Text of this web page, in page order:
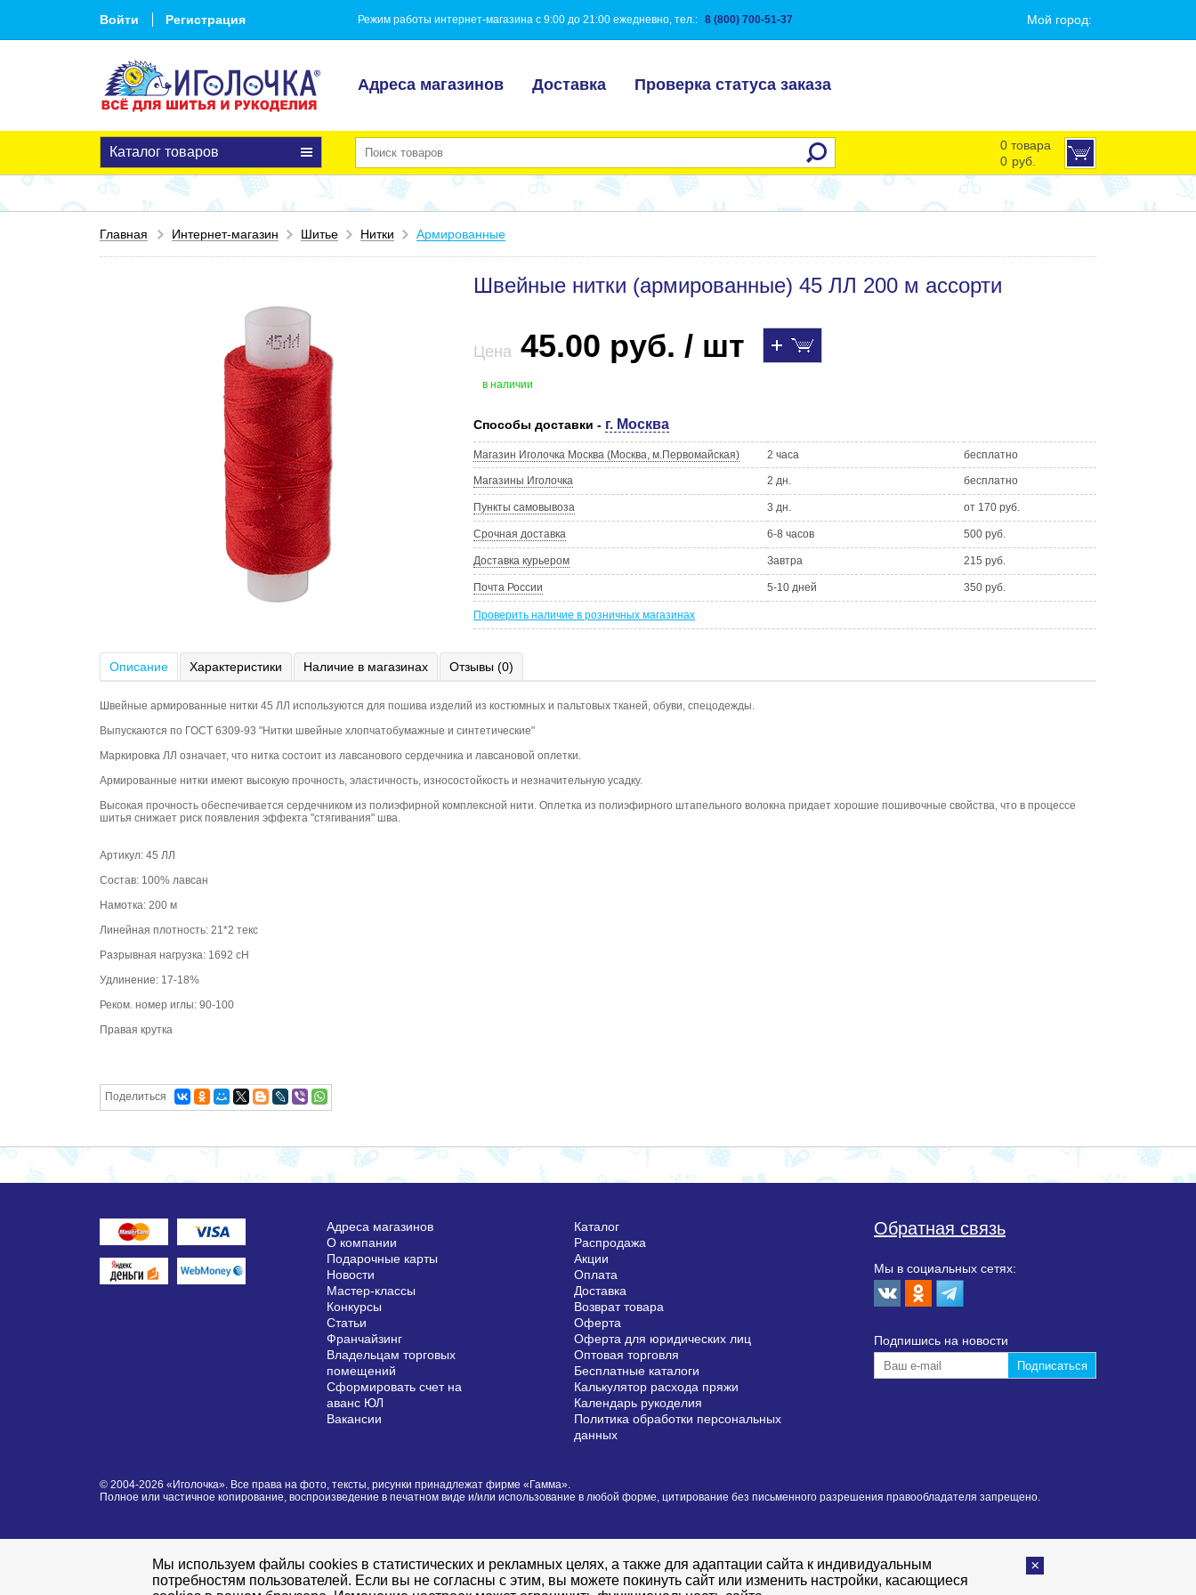
Войти Регистрация Режим работы интернет-магазина с 9:00 до 21:00 ежедневно, тел.: 8 (800) 700-51-37 Мой город:
Адреса магазинов Доставка Проверка статуса заказа
Каталог товаров
0 товара
0 руб.
Главная Интернет-магазин Шитье Нитки Армированные
Швейные нитки (армированные) 45 ЛЛ 200 м ассорти
Цена 45.00 руб. / шт
в наличии
Способы доставки - г. Москва
Магазин Иголочка Москва (Москва, м.Первомайская) 2 часа бесплатно
Магазины Иголочка 2 дн. бесплатно
Пункты самовывоза 3 дн. от 170 руб.
Срочная доставка 6-8 часов 500 руб.
Доставка курьером Завтра 215 руб.
Почта России 5-10 дней 350 руб.
Проверить наличие в розничных магазинах
Описание Характеристики Наличие в магазинах Отзывы (0)
Швейные армированные нитки 45 ЛЛ используются для пошива изделий из костюмных и пальтовых тканей, обуви, спецодежды.
Выпускаются по ГОСТ 6309-93 "Нитки швейные хлопчатобумажные и синтетические"
Маркировка ЛЛ означает, что нитка состоит из лавсанового сердечника и лавсановой оплетки.
Армированные нитки имеют высокую прочность, эластичность, износостойкость и незначительную усадку.
Высокая прочность обеспечивается сердечником из полиэфирной комплексной нити. Оплетка из полиэфирного штапельного волокна придает хорошие пошивочные свойства, что в процессе
шитья снижает риск появления эффекта "стягивания" шва.
Артикул: 45 ЛЛ
Состав: 100% лавсан
Намотка: 200 м
Линейная плотность: 21*2 текс
Разрывная нагрузка: 1692 сН
Удлинение: 17-18%
Реком. номер иглы: 90-100
Правая крутка
Поделиться
Адреса магазинов
О компании
Подарочные карты
Новости
Мастер-классы
Конкурсы
Статьи
Франчайзинг
Владельцам торговых
помещений
Сформировать счет на
аванс ЮЛ
Вакансии
Каталог
Распродажа
Акции
Оплата
Доставка
Возврат товара
Оферта
Оферта для юридических лиц
Оптовая торговля
Бесплатные каталоги
Калькулятор расхода пряжи
Календарь рукоделия
Политика обработки персональных
данных
Обратная связь
Мы в социальных сетях:
Подпишиcь на новости
© 2004-2026 «Иголочка». Все права на фото, тексты, рисунки принадлежат фирме «Гамма».
Полное или частичное копирование, воспроизведение в печатном виде и/или использование в любой форме, цитирование без письменного разрешения правообладателя запрещено.
Мы используем файлы cookies в статистических и рекламных целях, а также для адаптации сайта к индивидуальным
потребностям пользователей. Если вы не согласны с этим, вы можете покинуть сайт или изменить настройки, касающиеся